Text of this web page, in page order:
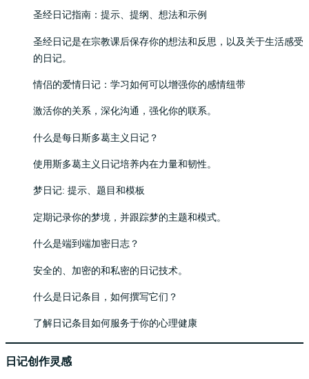
圣经日记指南：提示、提纲、想法和示例
圣经日记是在宗教课后保存你的想法和反思，以及关于生活感受
的日记。
情侣的爱情日记：学习如何可以增强你的感情纽带
激活你的关系，深化沟通，强化你的联系。
什么是每日斯多葛主义日记？
使用斯多葛主义日记培养内在力量和韧性。
梦日记: 提示、题目和模板
定期记录你的梦境，并跟踪梦的主题和模式。
什么是端到端加密日志？
安全的、加密的和私密的日记技术。
什么是日记条目，如何撰写它们？
了解日记条目如何服务于你的心理健康
日记创作灵感